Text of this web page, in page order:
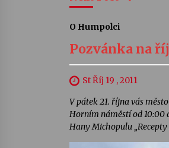
O Humpolci
Pozvánka na
St Říj 19 , 2011
V pátek 21. října vás
Horním náměstí od 10:00
Hany Michopulu